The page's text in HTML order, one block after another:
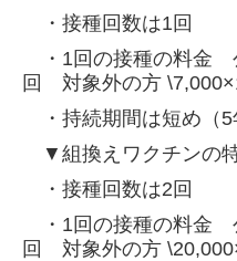
・接種回数は1回
・1回の接種の料金
回 対象外の方 \7,000
・持続期間は短め（5
▼組換えワクチンの
・接種回数は2回
・1回の接種の料金
回 対象外の方